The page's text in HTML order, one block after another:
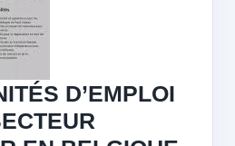
D’EMPLOI